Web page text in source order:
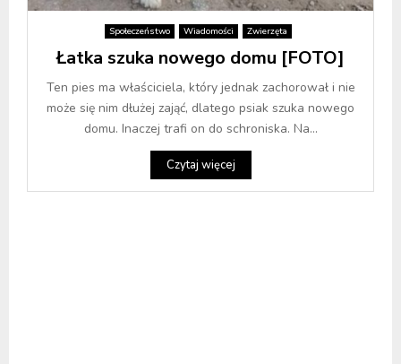
Społeczeństwo Wiadomości Zwierzęta
Łatka szuka nowego domu [FOTO]
Ten pies ma właściciela, który jednak zachorował i nie
może się nim dłużej zająć, dlatego psiak szuka nowego
domu. Inaczej trafi on do schroniska. Na...
Czytaj więcej